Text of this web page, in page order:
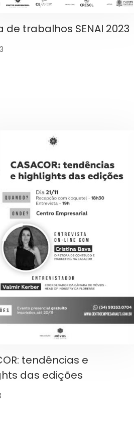
de trabalhos SENAI 2023
tendências e
das edições